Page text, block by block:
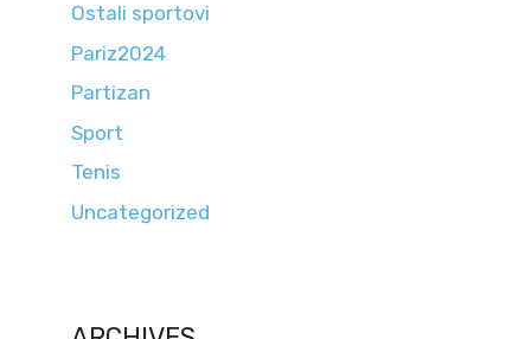
Ostali sportovi
Pariz2024
Partizan
Sport
Tenis
Uncategorized